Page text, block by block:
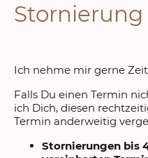
Stornierung
Ich nehme mir gerne
Falls Du einen Termin
ich Dich, diesen
Termin anderweitig
Stornierungen bis